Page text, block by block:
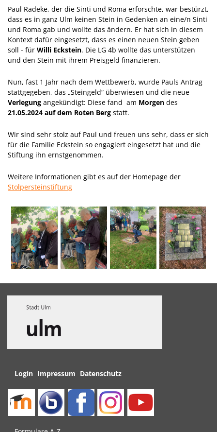
Paul Radeke, der die Sinti und Roma erforschte, war bestürzt,
dass es in ganz Ulm keinen Stein in Gedenken an eine/n Sinti
und Roma gab und wollte das ändern. Er hat sich in diesem
Kontext dafür eingesetzt, dass es einen neuen Stein geben
soll - fürWilli Eckstein. Die LG 4b wollte das unterstützen
und den Stein mit ihrem Preisgeld finanzieren.
Nun, fast 1 Jahr nach dem Wettbewerb, wurde Pauls Antrag
stattgegeben, das „Steingeld“ überwiesen und die neue
Verlegung angekündigt: Diese fand am Morgen des
21.05.2024 auf dem Roten Berg statt.
Wir sind sehr stolz auf Paul und freuen uns sehr, dass er sich
für die Familie Eckstein so engagiert eingesetzt hat und die
Stiftung ihn ernstgenommen.
Weitere Informationen gibt es auf der Homepage der
Stolpersteinstiftung
Navigation
Login Impressum Datenschutz